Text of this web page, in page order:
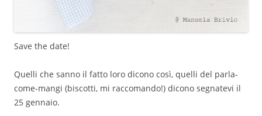
Save the date!
Quelli che sanno il fatto loro dicono così, quelli del parla-
come-mangi (biscotti, mi raccomando!) dicono segnatevi il
25 gennaio.